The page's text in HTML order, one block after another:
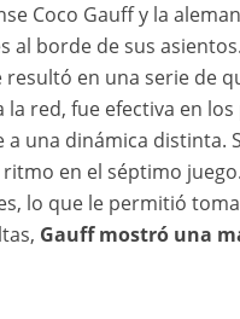
Coco Gauff y la
al borde de sus
en una serie de
red, fue efectiva en
una dinámica distinta.
en el séptimo
lo que le permitió
Gauff mostró una